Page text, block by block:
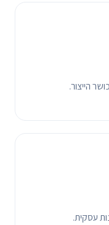
הייצור.
עסקית.